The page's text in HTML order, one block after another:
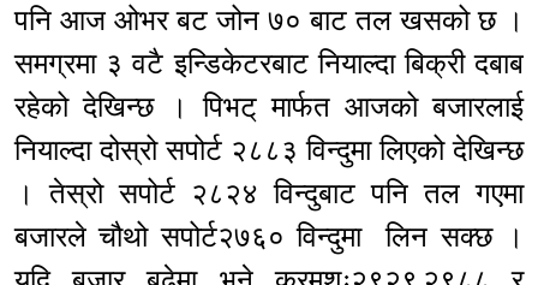
पनि आज ओभर बट जोन ७० बाट तल खसको छ ।
समग्रमा ३ वटै इन्डिकेटरबाट नियाल्दा बिक्री दबाब
रहेको देखिन्छ । पिभट् मार्फत आजको बजारलाई
नियाल्दा दोस्रो सपोर्ट २८८३ विन्दुमा लिएको देखिन्छ
। तेस्रो सपोर्ट २८२४ विन्दुबाट पनि तल गएमा
बजारले चौथो सपोर्ट२७६० विन्दुमा लिन सक्छ ।